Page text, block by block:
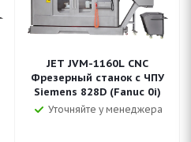
JET JVM-1160L CNC
Фрезерный станок с ЧПУ
Siemens 828D (Fanuc 0i)
Уточняйте у менеджера